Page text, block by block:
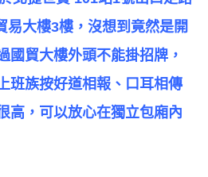
易大樓3樓，沒想到竟然是開
國貿大樓外頭不能掛招牌，
班族按好道相報、口耳相傳
高，可以放心在獨立包廂內